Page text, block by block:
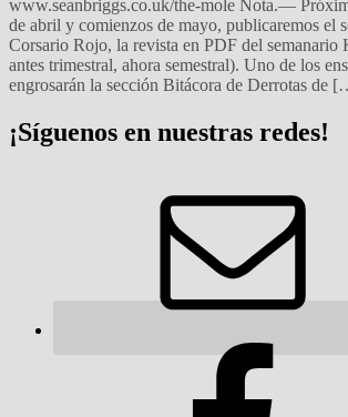
www.seanbriggs.co.uk/the-mole Nota.—
de abril y comienzos de mayo, publicaremos el
Corsario Rojo, la revista en PDF del semanario
antes trimestral, ahora semestral). Uno de los
engrosarán la sección Bitácora de Derrotas de
¡Síguenos en nuestras redes!